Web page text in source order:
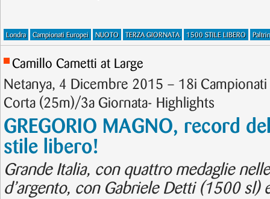
Londra Campionati Europei NUOTO TERZA GIORNATA 1500 STILE LIBERO
Camillo Cametti at Large
Netanya, 4 Dicembre 2015 – 18i Campionati
Corta (25m)/3a Giornata- Highlights
GREGORIO MAGNO, record
stile libero!
Grande Italia, con quattro medaglie
d’argento, con Gabriele Detti (1500 sl)